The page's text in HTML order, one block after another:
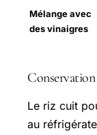
Mélange avec
des vinaigres
Le riz cuit
au